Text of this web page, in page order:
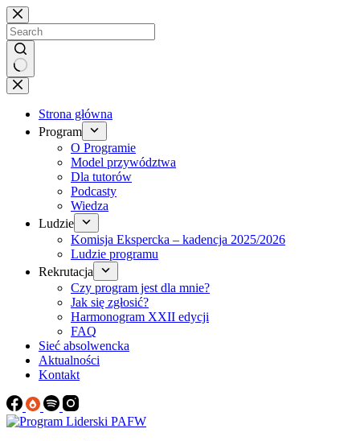
Brak
wyników
Strona główna
Program
O Programie
Model przywództwa
Dla tutorów
Podcasty
Wiedza
Ludzie
Komisja Ekspercka – kadencja 2025/2026
Ludzie programu
Rekrutacja
Czy program jest dla mnie?
Jak się zgłosić?
Harmonogram XXII edycji
FAQ
Sieć absolwencka
Aktualności
Kontakt